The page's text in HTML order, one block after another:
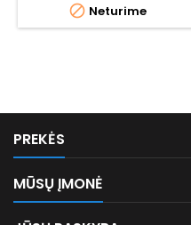
 Neturime
PREKĖS
MŪSŲ ĮMONĖ